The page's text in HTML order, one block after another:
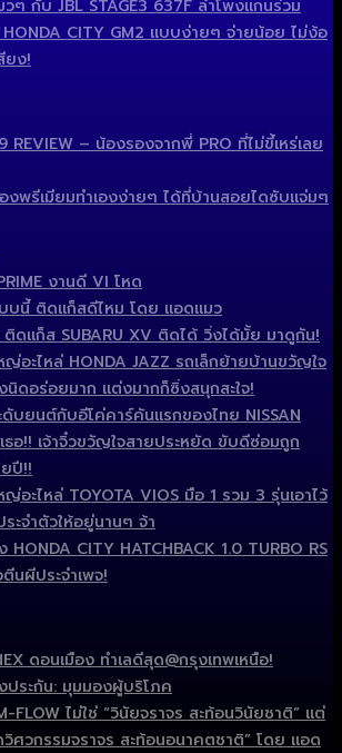
วๆ กับ JBL STAGE3 637F ลำโพงแกนร่วม
HONDA CITY GM2 แบบง่ายๆ จ่ายน้อย ไม่ง้อ
ยง!
REVIEW – น้องรองจากพี่ PRO ที่ไม่ขี้เหร่เลย
งพรีเมียมทำเองง่ายๆ ได้ที่บ้านสอยไดซับแจ่มๆ
งานดี VI โหด
บนี้ ติดแก็สดีไหม โดย แอดแมว
ติดแก็ส SUBARU XV ติดได้ วิ่งได้มั้ย มาดูกัน!
อะไหล่ HONDA JAZZ รถเล็กย้ายบ้านขวัญใจ
นิดอร่อยมาก แต่งมากก็ซิ่งสนุกสะใจ!
ดับยนต์กับอีโค่คาร์คันแรกของไทย NISSAN
ธอ!! เจ้าจิ๋วขวัญใจสายประหยัด ขับดีซ่อมถูก
ปี!!
อะไหล่ TOYOTA VIOS มือ 1 รวม 3 รุ่นเอาไว้
ะจำตัวให้อยู่นานๆ จ้า
HONDA CITY HATCHBACK 1.0 TURBO RS
นผีประจำเพจ!
ดอนเมือง ทำเลดีสุด@กรุงเทพเหนือ!
ประกัน: มุมมองผู้บริโภค
FLOW ไม่ใช่ “วินัยจราจร สะท้อนวินัยชาติ” แต่
วิศวกรรมจราจร สะท้อนอนาคตชาติ” โดย แอด